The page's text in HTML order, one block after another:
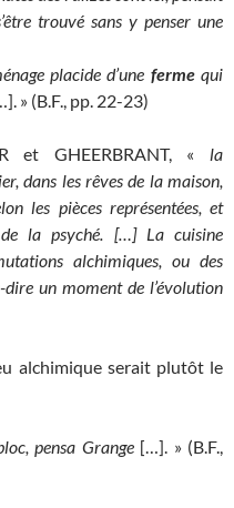
trouvé sans y penser une
placide d’une fermequi
» (B.F., pp. 22-23)
et GHEERBRANT, « la
dans les rêves de la maison,
les pièces représentées, et
la psyché. […] La cuisine
alchimiques, ou des
dire un moment de l’évolution
alchimique serait plutôt le
pensa Grange[…]. » (B.F.,